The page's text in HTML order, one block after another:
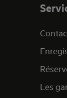
Les